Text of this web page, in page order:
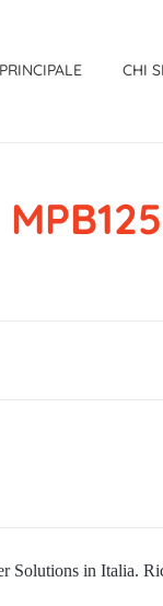
CHI
in Italia.